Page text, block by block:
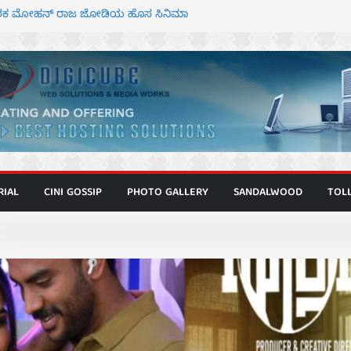
ಮೋಹನ್ ರಾಜ ಜೋಡಿಯ ಹೊಸ ಸಿನಿಮಾ
ಅಜೇಯಂ” ಹಾಡಿದ ದೃಶ್ಯ ವೈಭವ
ಅಭಿನಯದ ‘ಬಾಸ್’ ಚಿತ್ರ ತೆರೆಗೆ
ಮಿತ್ರ ಅಭಿನಯದ “ಮಹಾನ್” ಫಸ್ಟ್ ಲುಕ್
CINI GOSSIP PHOTO GALLERY SANDALWOOD